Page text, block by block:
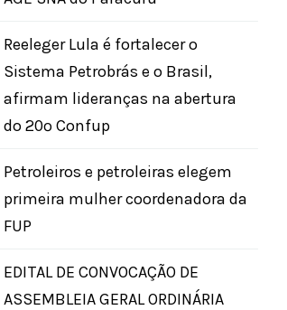
Reeleger Lula é fortalecer o
Sistema Petrobrás e o Brasil,
afirmam lideranças na abertura
do 20º Confup
Petroleiros e petroleiras elegem
primeira mulher coordenadora da
FUP
EDITAL DE CONVOCAÇÃO DE
ASSEMBLEIA GERAL ORDINÁRIA